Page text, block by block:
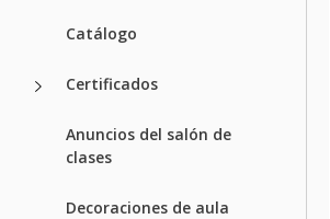
Catálogo
Certificados
Anuncios del salón de
clases
Decoraciones de aula